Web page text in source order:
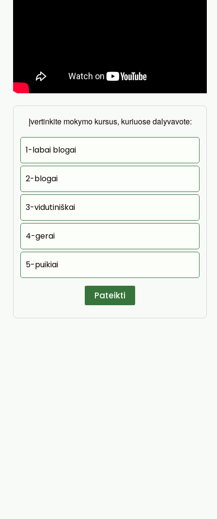
Įvertinkite mokymo kursus, kuriuose dalyvavote:
1-labai blogai
2-blogai
3-vidutiniškai
4-gerai
5-puikiai